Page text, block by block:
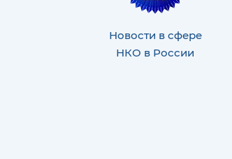
Новости в сфере
НКО в России